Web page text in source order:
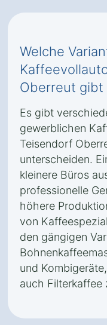
Welche
Oberreut gibt
Es gibt
gewerblichen
Teisendorf
unterscheiden.
kleinere Büros
professionelle
höhere
von
den gängigen
und
auch Filterkaffee